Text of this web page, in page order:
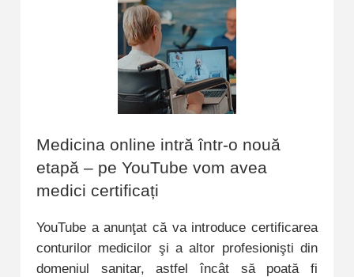
Medicina online intră într-o nouă
etapă – pe YouTube vom avea
medici certificați
YouTube a anunţat că va introduce certificarea
conturilor medicilor şi a altor profesionişti din
domeniul sanitar, astfel încât să poată fi